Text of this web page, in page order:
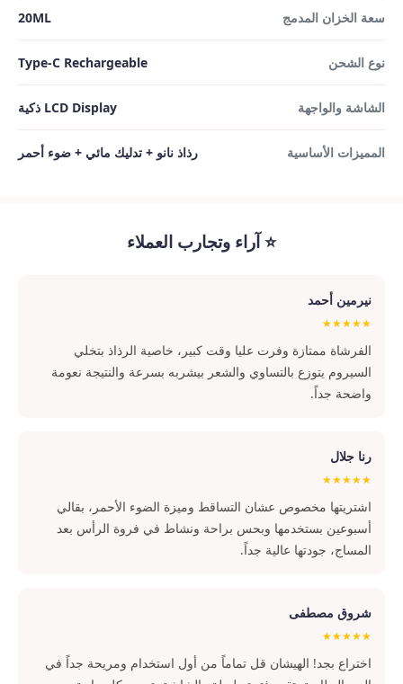
سعة الخزان المدمج 20ML
نوع الشحن Type-C Rechargeable
الشاشة والواجهة LCD Display ذكية
المميزات الأساسية رذاذ نانو + تدليك مائي + ضوء أحمر
⭐ آراء وتجارب العملاء
نيرمين أحمد
★★★★★
الفرشاة ممتازة وفرت عليا وقت كبير، خاصية الرذاذ بتخلي
السيروم يتوزع بالتساوي والشعر بيشربه بسرعة والنتيجة نعومة
واضحة جداً.
رنا جلال
★★★★★
اشتريتها مخصوص عشان التساقط وميزة الضوء الأحمر، بقالي
أسبوعين بستخدمها وبحس براحة ونشاط في فروة الرأس بعد
المساج، جودتها عالية جداً.
شروق مصطفى
★★★★★
اختراع بجد! الهيشان قل تماماً من أول استخدام ومريحة جداً في